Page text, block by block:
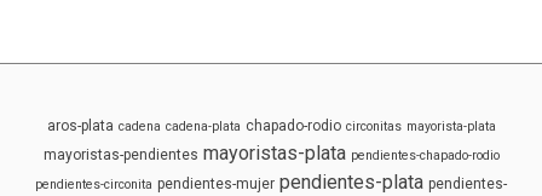
aros-plata cadena cadena-plata chapado-rodio circonitas mayorista-plata
mayoristas-pendientes mayoristas-plata pendientes-chapado-rodio
pendientes-circonita pendientes-mujer pendientes-plata pendientes-